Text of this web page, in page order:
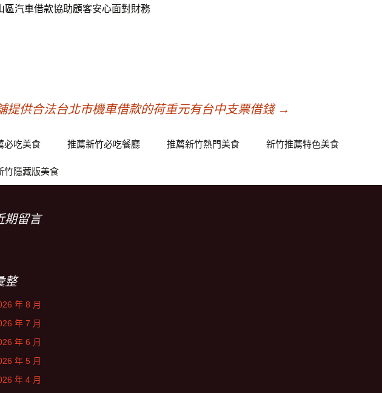
區汽車借款協助顧客安心面對財務
提供合法台北市機車借款的荷重元有台中支票借錢 →
必吃美食 推薦新竹必吃餐廳 推薦新竹熱門美食 新竹推薦特色美食
竹隱藏版美食
期留言
整
年 8 月
年 7 月
年 6 月
年 5 月
年 4 月